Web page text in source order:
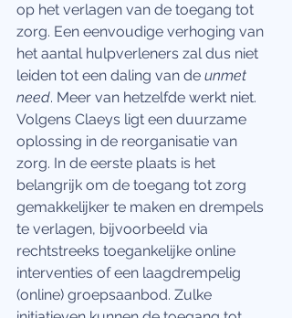
op het verlagen van de toegang tot
zorg. Een eenvoudige verhoging van
het aantal hulpverleners zal dus niet
leiden tot een daling van de unmet
need. Meer van hetzelfde werkt niet.
Volgens Claeys ligt een duurzame
oplossing in de reorganisatie van
zorg. In de eerste plaats is het
belangrijk om de toegang tot zorg
gemakkelijker te maken en drempels
te verlagen, bijvoorbeeld via
rechtstreeks toegankelijke online
interventies of een laagdrempelig
(online) groepsaanbod. Zulke